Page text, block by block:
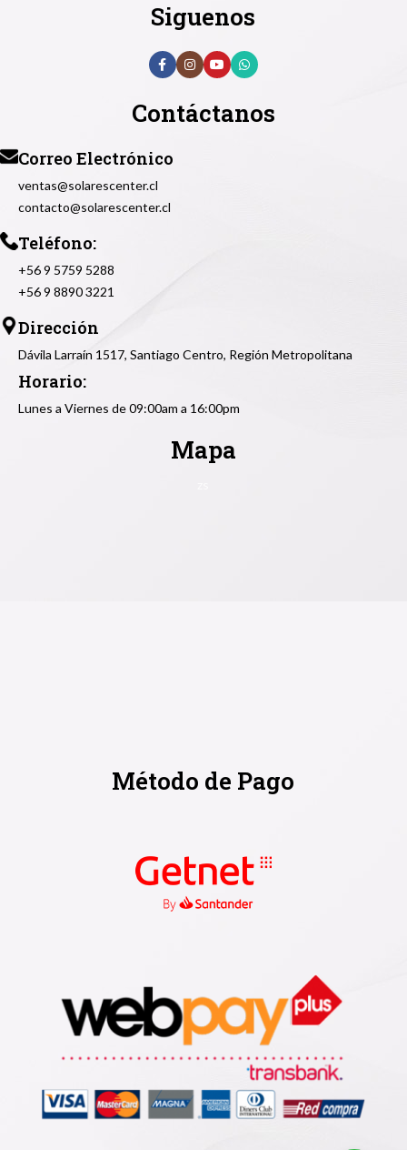
Siguenos
Contáctanos
Correo Electrónico
ventas@solarescenter.cl
contacto@solarescenter.cl
Teléfono:
+56 9 5759 5288
+56 9 8890 3221
Dirección
Dávila Larraín 1517, Santiago Centro, Región Metropolitana
Horario:
Lunes a Viernes de 09:00am a 16:00pm
Mapa
Método de Pago